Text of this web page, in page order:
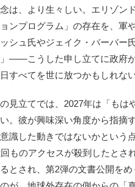
は、より生々しい。エリゾン
ンプログラム」の存在を、軍
シュ氏やジェイク・バーバー
——こうした申し立てに政府
すべてを世に放つかもしれな
見立てでは、2027年は「もは
。彼が興味深い角度から指摘
識した動きではないかという
ものアクセスが殺到したと
とされ、第2弾の文書公開を